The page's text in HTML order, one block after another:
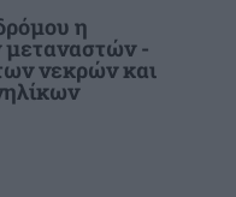
17:36
από τις φωτιές –
η
μεταναστών -
νεκρών και